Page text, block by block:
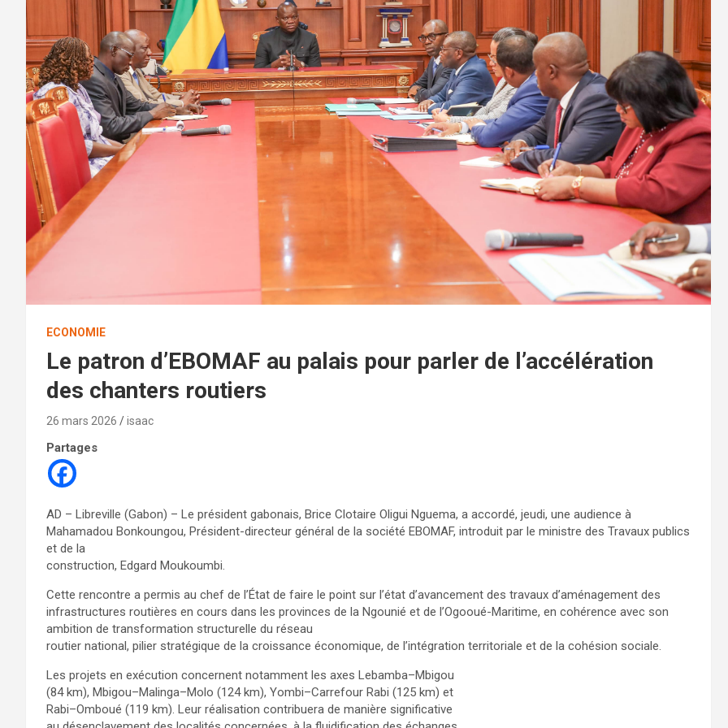
ECONOMIE
Le patron d’EBOMAF au palais pour parler de l’accélération
des chanters routiers
26 mars 2026 isaac
Partages
AD – Libreville (Gabon) – Le président gabonais, Brice Clotaire Oligui Nguema, a accordé, jeudi, une audience à
Mahamadou Bonkoungou, Président-directeur général de la société EBOMAF, introduit par le ministre des Travaux publics
et de la
construction, Edgard Moukoumbi.
Cette rencontre a permis au chef de l’État de faire le point sur l’état d’avancement des travaux d’aménagement des
infrastructures routières en cours dans les provinces de la Ngounié et de l’Ogooué-Maritime, en cohérence avec son
ambition de transformation structurelle du réseau
routier national, pilier stratégique de la croissance économique, de l’intégration territoriale et de la cohésion sociale.
Les projets en exécution concernent notamment les axes Lebamba–Mbigou
(84 km), Mbigou–Malinga–Molo (124 km), Yombi–Carrefour Rabi (125 km) et
Rabi–Omboué (119 km). Leur réalisation contribuera de manière significative